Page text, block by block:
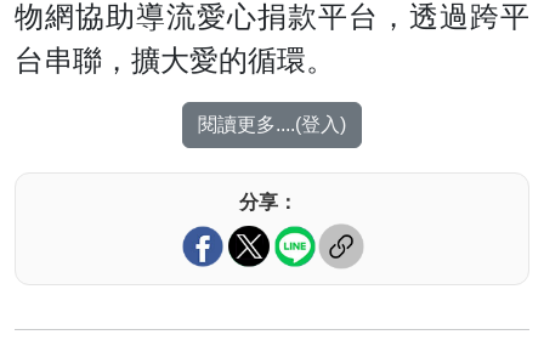
物網協助導流愛心捐款平台，透過跨平
台串聯，擴大愛的循環。
閱讀更多....(登入)
分享：